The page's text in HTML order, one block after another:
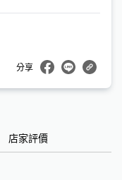
分享
店家評價